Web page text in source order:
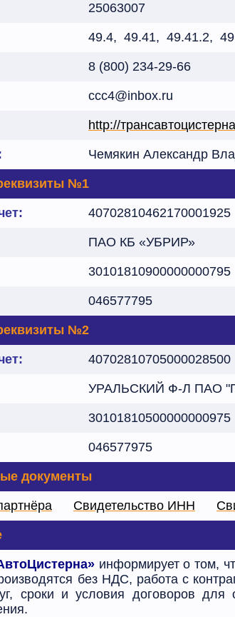
25063007
49.4, 49.41, 49.41.2,
8 (800) 234-29-66
ccc4@inbox.ru
http://
Чемякин Александр
№1
40702810462170001925
ПАО КБ «УБРИР»
30101810900000000795
046577795
№2
40702810705000028500
УРАЛЬСКИЙ Ф-Л ПАО
30101810500000000975
046577975
документы
Свидетельство ИНН
информирует о том,
без НДС, работа с
сроки и условия договоров